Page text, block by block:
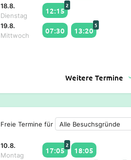
18.8.
Dienstag
12:15
2
19.8.
Mittwoch
07:30 13:20
5
Weitere Termine
Freie Termine für
10.8.
Montag
17:05
2
18:05